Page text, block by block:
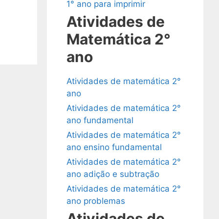
1° ano para imprimir
Atividades de
Matemática 2°
ano
Atividades de matemática 2°
ano
Atividades de matemática 2°
ano fundamental
Atividades de matemática 2°
ano ensino fundamental
Atividades de matemática 2°
ano adição e subtração
Atividades de matemática 2°
ano problemas